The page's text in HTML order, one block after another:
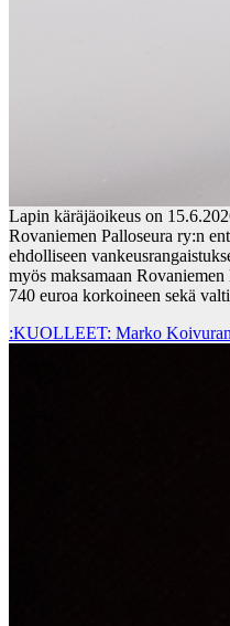
Lapin käräjäoikeus on
Rovaniemen Palloseura ry:n
ehdolliseen
myös maksamaan
740 euroa korkoineen sekä
:KUOLLEET: Marko